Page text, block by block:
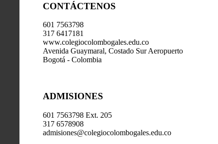
CONTÁCTENOS
601 7563798
317 6417181
www.colegiocolombogales.edu.co
Avenida Guaymaral, Costado Sur Aeropuerto
Bogotá - Colombia
ADMISIONES
601 7563798 Ext. 205
317 6578908
admisiones@colegiocolombogales.edu.co